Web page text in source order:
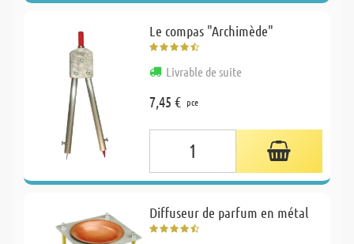
Le compas "Archimède"
Livrable de suite
7,45 € pce
Diffuseur de parfum en métal